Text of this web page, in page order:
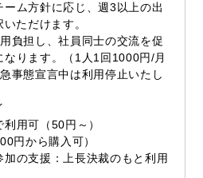
ーム方針に応じ、週3以上の出
ただけます。
負担し、社員同士の交流を促
ります。（1人1回1000円/月
事態宣言中は利用停止いたし
用可（50円～）
円から購入可）
加の支援：上長決裁のもと利用